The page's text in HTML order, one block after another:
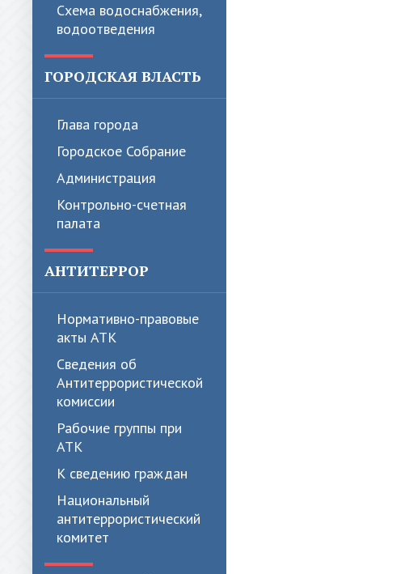
Схема водоснабжения,
водоотведения
ГОРОДСКАЯ ВЛАСТЬ
Глава города
Городское Собрание
Администрация
Контрольно-счетная
палата
АНТИТЕРРОР
Нормативно-правовые
акты АТК
Сведения об
Антитеррористической
комиссии
Рабочие группы при
АТК
К сведению граждан
Национальный
антитеррористический
комитет